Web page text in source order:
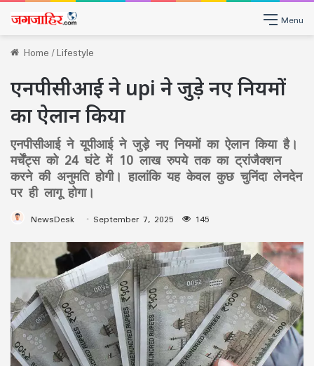
Menu
Home/Lifestyle
एनपीसीआई ने upi ने जुड़े नए नियमों
का ऐलान किया
एनपीसीआई ने यूपीआई ने जुड़े नए नियमों का ऐलान किया है।
मर्चेंट्स को 24 घंटे में 10 लाख रुपये तक का ट्रांजैक्शन
करने की अनुमति होगी। हालांकि यह केवल कुछ चुनिंदा लेनदेन
पर ही लागू होगा।
NewsDesk September 7, 2025 145